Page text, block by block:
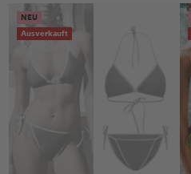
NEU
Ausverkauft